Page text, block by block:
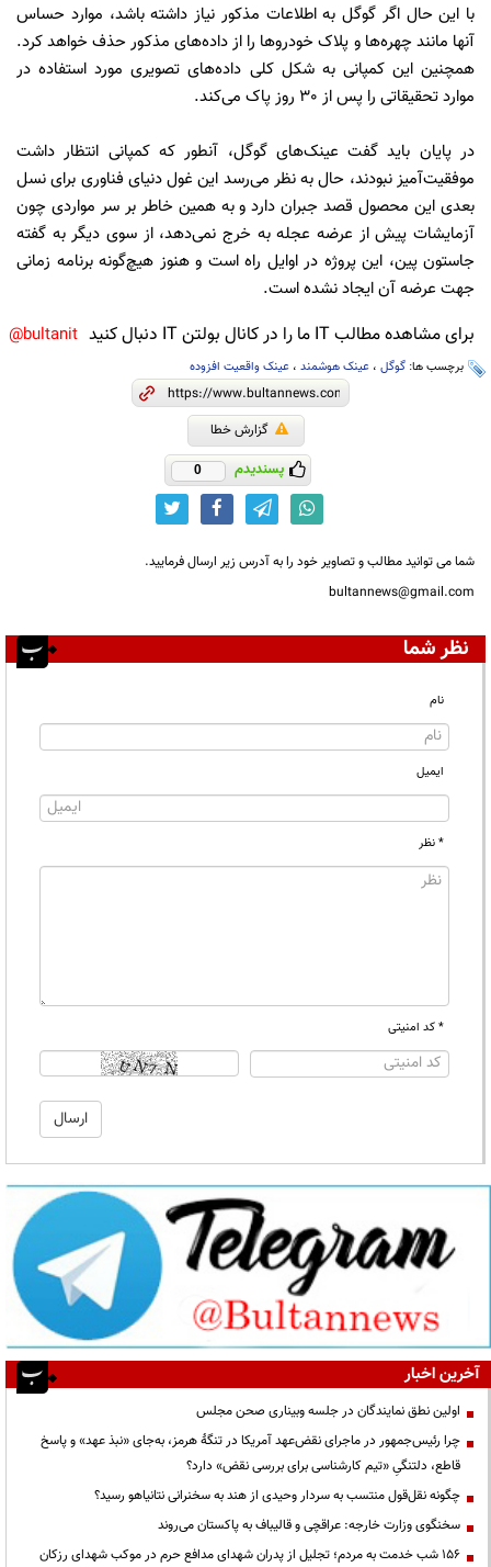
با این حال اگر گوگل به اطلاعات مذکور نیاز داشته باشد، موارد حساس
آنها مانند چهره‌ها و پلاک خودرو‌ها را از داده‌های مذکور حذف خواهد کرد.
همچنین این کمپانی به شکل کلی داده‌های تصویری مورد استفاده در
موارد تحقیقاتی را پس از 30 روز پاک می‌کند.
در پایان باید گفت عینک‌های گوگل، آنطور که کمپانی انتظار داشت
موفقیت‌آمیز نبودند، حال به نظر می‌رسد این غول دنیای فناوری برای نسل
بعدی این محصول قصد جبران دارد و به همین خاطر بر سر مواردی چون
آزمایشات پیش از عرضه عجله به خرج نمی‌دهد، از سوی دیگر به گفته
جاستون پین، این پروژه در اوایل راه است و هنوز هیچ‌گونه برنامه زمانی
جهت عرضه آن ایجاد نشده است.
برای مشاهده مطالب IT ما را در کانال بولتن IT دنبال کنید bultanit@
برچسب ها: گوگل ، عینک هوشمند ، عینک واقعیت افزوده
گزارش خطا
پسندیدم 0
شما می توانید مطالب و تصاویر خود را به آدرس زیر ارسال فرمایید.
bultannews@gmail.com
نظر شما
نام
ایمیل
* نظر
* کد امنیتی
آخرین اخبار
اولین نطق نمایندگان در جلسه وبیناری صحن مجلس
چرا رئیس‌جمهور در ماجرای نقض‌عهد آمریکا در تنگهٔ هرمز، به‌جای «نبذ عهد» و پاسخ
قاطع، دلتنگیِ «تیم کارشناسی برای بررسی نقض» دارد؟
چگونه نقل‌قول منتسب به سردار وحیدی از هند به سخنرانی نتانیاهو رسید؟
سخنگوی وزارت خارجه: عراقچی و قالیباف به پاکستان می‌روند
۱۵۶ شب خدمت به مردم؛ تجلیل از پدران شهدای مدافع حرم در موکب شهدای رزکان